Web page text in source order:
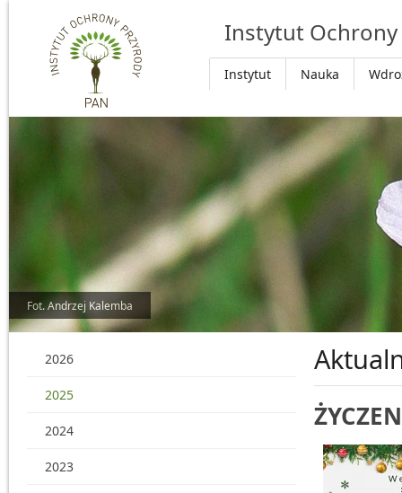
Przejdź do głównej treści
Instytut Ochrony
Instytut Nauka
Fot. Andrzej Kalemba
2026
2025
2024
2023